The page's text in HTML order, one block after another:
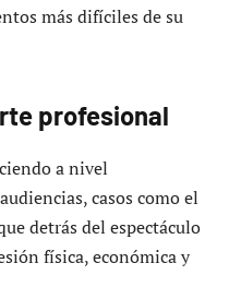
más difíciles de su
profesional
a nivel
casos como el
detrás del espectáculo
física, económica y